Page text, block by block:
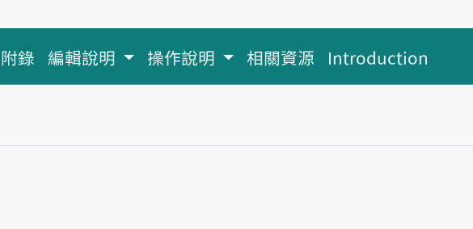
附錄 編輯說明 操作說明 相關資源 Introduction